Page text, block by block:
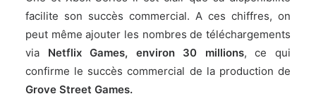
facilite son succès commercial. A ces chiffres, on
peut même ajouter les nombres de téléchargements
via Netflix Games, environ 30 millions, ce qui
confirme le succès commercial de la production de
Grove Street Games.